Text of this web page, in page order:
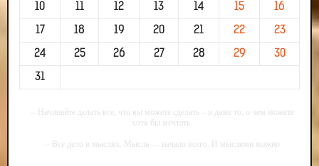
10 11 12 13 14 15 16
17 18 19 20 21 22 23
24 25 26 27 28 29 30
31
-- Начинайте делать все, что вы можете сделать – и даже то, о чем можете
хотя бы мечтать.
-- Все дело в мыслях. Мысль — начало всего. И мыслями можно